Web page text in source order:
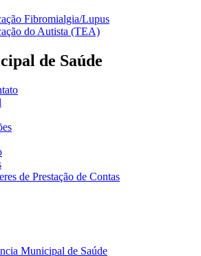
Fibromialgia/Lupus
do Autista (TEA)
de Saúde
de Prestação de Contas
Municipal de Saúde